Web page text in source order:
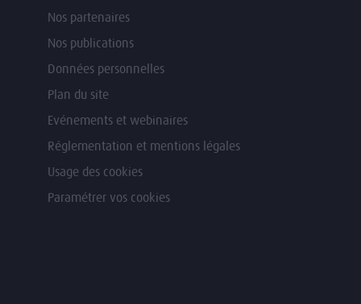
Nos partenaires
Nos publications
Données personnelles
Plan du site
Evénements et webinaires
Réglementation et mentions légales
Usage des cookies
Paramétrer vos cookies